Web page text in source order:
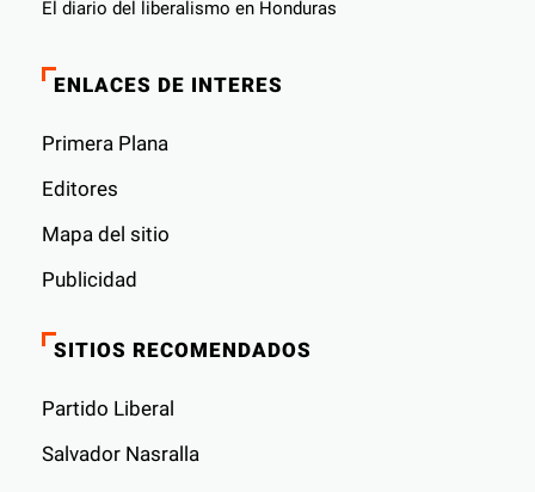
El diario del liberalismo en Honduras
ENLACES DE INTERES
Primera Plana
Editores
Mapa del sitio
Publicidad
SITIOS RECOMENDADOS
Partido Liberal
Salvador Nasralla